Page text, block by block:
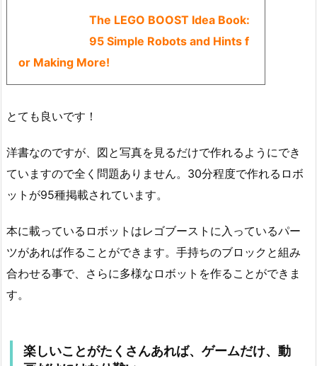
The LEGO BOOST Idea Book:
95 Simple Robots and Hints f
or Making More!
とても良いです！
洋書なのですが、図と写真を見るだけで作れるようにでき
ていますので全く問題ありません。30分程度で作れるロボ
ットが95種掲載されています。
本に載っているロボットはレゴブーストに入っているパー
ツがあれば作ることができます。手持ちのブロックと組み
合わせる事で、さらに多様なロボットを作ることができま
す。
楽しいことがたくさんあれば、ゲームだけ、動